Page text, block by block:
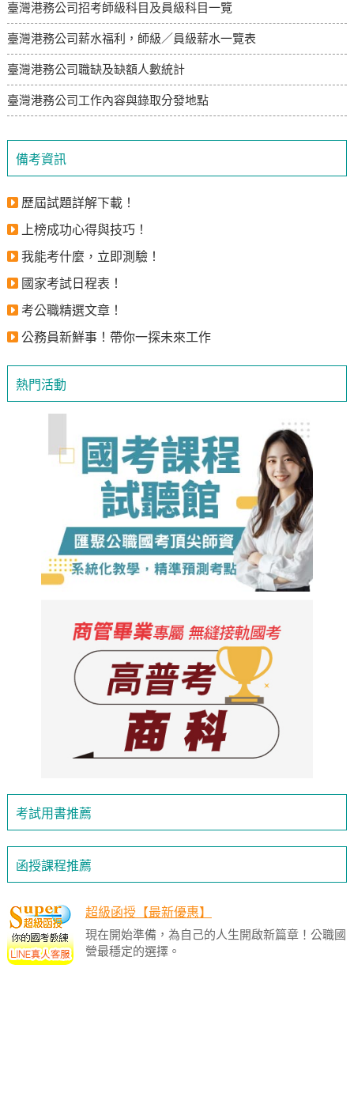
備考資訊
歷屆試題詳解下載！
上榜成功心得與技巧！
我能考什麼，立即測驗！
國家考試日程表！
考公職精選文章！
公務員新鮮事！帶你一探未來工作
熱門活動
考試用書推薦
函授課程推薦
超級函授【最新優惠】
現在開始準備，為自己的人生開啟新篇章！公職國
營最穩定的選擇。
臺灣港務公司招考師級科目及員級科目一覽
臺灣港務公司薪水福利，師級／員級薪水一覽表
臺灣港務公司職缺及缺額人數統計
臺灣港務公司工作內容與錄取分發地點